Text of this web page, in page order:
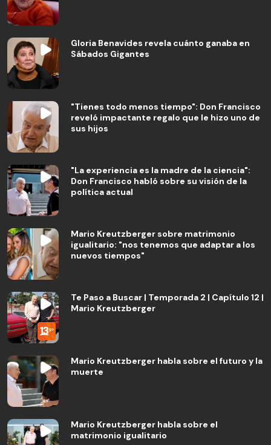
Gloria Benavides revela cuánto ganaba en
Sábados Gigantes
"Tienes todo menos tiempo": Don Francisco
reveló impactante regalo que le hizo uno de
sus hijos
"La experiencia es la madre de la ciencia":
Don Francisco habló sobre su visión de la
política actual
Mario Kreutzberger sobre matrimonio
igualitario: "nos tenemos que adaptar a los
nuevos tiempos"
Te Paso a Buscar | Temporada 2 | Capítulo 12 |
Mario Kreutzberger
Mario Kreutzberger habla sobre el futuro y la
muerte
Mario Kreutzberger habla sobre el
matrimonio igualitario